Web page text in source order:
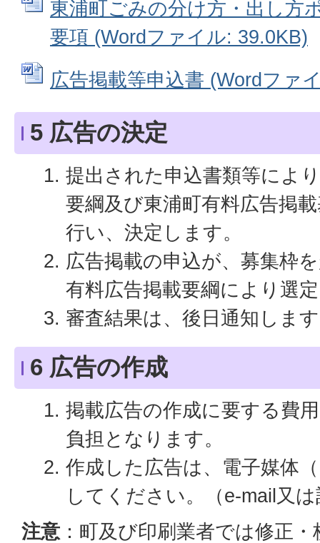
東浦町ごみの分け方・出し方
要項 (Wordファイル: 39.0KB)
広告掲載等申込書 (Wordファ
5 広告の決定
提出された申込書類等によ
要綱及び東浦町有料広告掲
行い、決定します。
広告掲載の申込が、募集枠
有料広告掲載要綱により選
審査結果は、後日通知しま
6 広告の作成
掲載広告の作成に要する費
負担となります。
作成した広告は、電子媒体
してください。（e-mail又
注意 ：町及び印刷業者では修正